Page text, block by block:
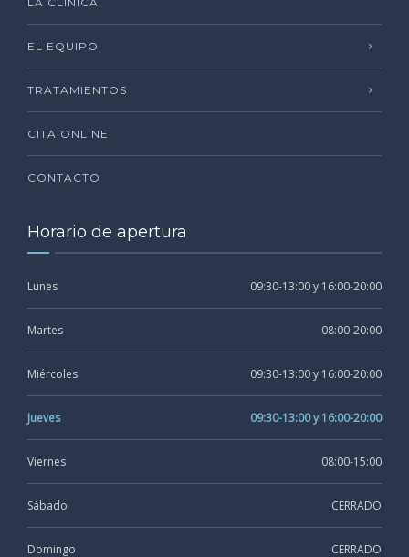
EL EQUIPO
TRATAMIENTOS
CITA ONLINE
CONTACTO
Horario de apertura
Lunes 09:30-13:00 y 16:00-20:00
Martes 08:00-20:00
Miércoles 09:30-13:00 y 16:00-20:00
Jueves 09:30-13:00 y 16:00-20:00
Viernes 08:00-15:00
Sábado CERRADO
Domingo CERRADO